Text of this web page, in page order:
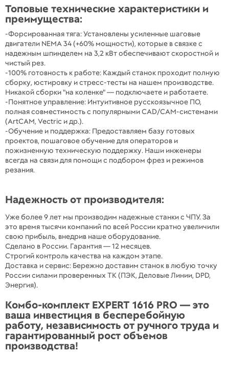
Топовые технические характеристики и
преимущества:
-Форсированная тяга: Установлены усиленные шаговые
двигатели NEMA 34 (+60% мощности), которые в связке с
надежным шпинделем на 3,2 кВт обеспечивают скоростной и
чистый рез.
-100% готовность к работе: Каждый станок проходит полную
сборку, юстировку и стресс-тесты на нашем производстве.
Никакой сборки "на коленке" — подключаете и работаете.
-Понятное управление: Интуитивное русскоязычное ПО,
полная совместимость с популярными CAD/CAM-системами
(ArtCAM, Vectric и др.).
-Обучение и поддержка: Предоставляем базу готовых
проектов, пошаговое обучение для операторов и
пожизненную техническую поддержку. Наши инженеры
всегда на связи для помощи с подбором фрез и режимов
резания.
Надежность от производителя:
Уже более 9 лет мы производим надежные станки с ЧПУ. За
это время тысячи компаний по всей России кратно увеличили
свою прибыль, внедрив наше оборудование.
Сделано в России. Гарантия — 12 месяцев.
Строгий контроль качества на каждом этапе.
Доставка и сервис: Бережно доставим станок в любую точку
России силами проверенных ТК (ПЭК, Деловые Линии, DPD,
Энергия).
Комбо-комплект EXPERT 1616 PRO — это
ваша инвестиция в бесперебойную
работу, независимость от ручного труда и
гарантированный рост объемов
производства!